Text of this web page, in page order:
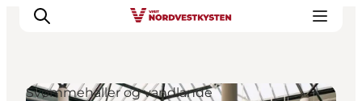
Svømmehaller og vandlande